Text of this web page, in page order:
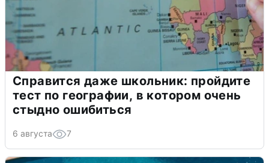
Справится даже школьник: пройдите
тест по географии, в котором очень
стыдно ошибиться
6 августа 7